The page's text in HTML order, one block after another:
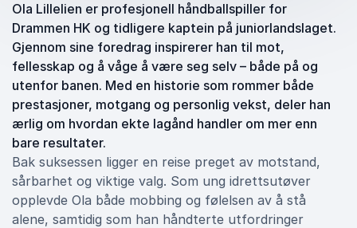
Ola Lillelien er profesjonell håndballspiller for
Drammen HK og tidligere kaptein på juniorlandslaget.
Gjennom sine foredrag inspirerer han til mot,
fellesskap og å våge å være seg selv – både på og
utenfor banen. Med en historie som rommer både
prestasjoner, motgang og personlig vekst, deler han
ærlig om hvordan ekte lagånd handler om mer enn
bare resultater.
Bak suksessen ligger en reise preget av motstand,
sårbarhet og viktige valg. Som ung idrettsutøver
opplevde Ola både mobbing og følelsen av å stå
alene, samtidig som han håndterte utfordringer